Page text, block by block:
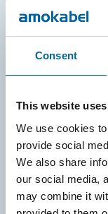
Consent
This website
We use cookies
provide social
We also share
our social media,
may combine it
mål om å
ressurseffektiviteten.
I tillegg til
materialbruken fra
øke bruken av
produksjonen, og
minimere volumet